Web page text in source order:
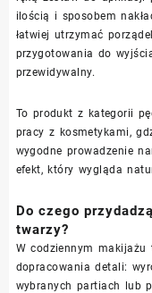
ilością i sposobem
łatwiej utrzymać
przygotowania do
przewidywalny.
To produkt z kategorii
pracy z kosmetykami,
wygodne prowadzenie
efekt, który wygląda
Do czego
twarzy?
W codziennym
dopracowania detali:
wybranych partiach lub